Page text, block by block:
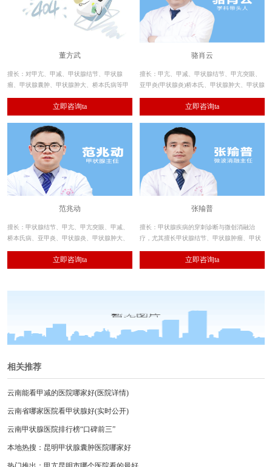
董方武
擅长：对甲亢、甲减、甲状腺结节、甲状腺
瘤、甲状腺囊肿、甲状腺肿大、桥本氏病等甲
对不同患者的自身抗体及其发病机理的研究，
达到一病一方的专项治疗。
立即咨询ta
骆肖云
擅长：甲亢、甲减、甲状腺结节、甲亢突眼、
亚甲炎(甲状腺炎)桥本氏、甲状腺肿大、甲状腺
长重度甲亢、复发甲亢、甲状腺结节、甲状腺
微小癌、甲状腺肿大及甲状腺囊肿，帮助数万
例甲状腺疾病患者实现康复。
立即咨询ta
范兆动
擅长：甲状腺结节、甲亢、甲亢突眼、甲减、
桥本氏病、亚甲炎、甲状腺炎、甲状腺肿大、
升了甲状腺疾病的临床诊疗效果，让众多患者
摆脱了病情反复发作的折磨。
立即咨询ta
张羭普
擅长：甲状腺疾病的穿刺诊断与微创消融治
疗，尤其擅长甲状腺结节、甲状腺肿瘤、甲状
保腺治疗；消融操作精细，消融术后处理规范
周到，恢复快、无复发，分病分型为患者制定
立即咨询ta
相关推荐
云南能看甲减的医院哪家好(医院详情)
云南省哪家医院看甲状腺好(实时公开)
云南甲状腺医院排行榜“口碑前三”
本地热搜：昆明甲状腺囊肿医院哪家好